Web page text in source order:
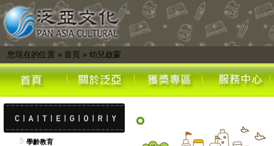
您現在的位置 » 首頁 » 幼兒啟蒙
學齡教育